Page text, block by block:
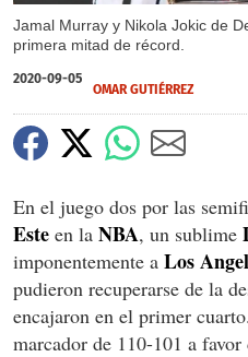
Jamal Murray y Nikola Jokic de
primera mitad de récord.
2020-09-05
OMAR GUTIÉRREZ
En el juego dos por las
Este en la NBA, un sublime
imponentemente a Los
pudieron recuperarse de la
encajaron en el primer
marcador de 110-101 a favor